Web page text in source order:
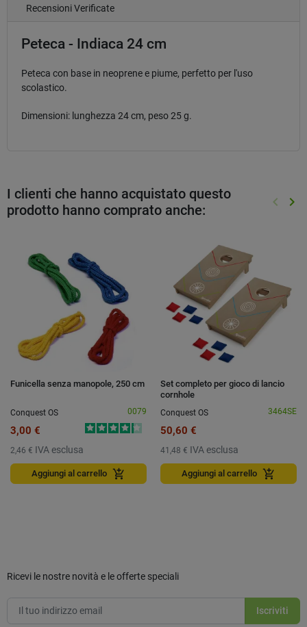
Recensioni Verificate
Peteca - Indiaca 24 cm
Peteca con base in neoprene e piume, perfetto per l'uso
scolastico.
Dimensioni: lunghezza 24 cm, peso 25 g.
I clienti che hanno acquistato questo
prodotto hanno comprato anche:
keyboard_arrow_left keyboard_arrow_right
Funicella senza manopole, 250 cm
Conquest OS 0079
3,00 €
2,46 € IVA esclusa
Aggiungi al carrello add_shopping_cart
Set completo per gioco di lancio
cornhole
Conquest OS
3464SE
50,60 €
41,48 € IVA esclusa
Aggiungi al carrello add_shopping_cart
Ricevi le nostre novità e le offerte speciali